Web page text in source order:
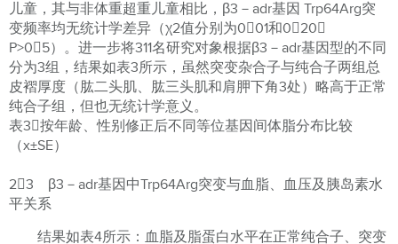
儿童，其与非体重超重儿童相比，β3－adr基因 Trp64Arg突
变频率均无统计学差异（χ2值分别为001和020，
P>05）。进一步将311名研究对象根据β3－adr基因型的不同
分为3组，结果如表3所示，虽然突变杂合子与纯合子两组总
皮褶厚度（肱二头肌、肱三头肌和肩胛下角3处）略高于正常
纯合子组，但也无统计学意义。
表3按年龄、性别修正后不同等位基因间体脂分布比较
（x±SE）
23 β3－adr基因中Trp64Arg突变与血脂、血压及胰岛素水
平关系
结果如表4所示：血脂及脂蛋白水平在正常纯合子、突变